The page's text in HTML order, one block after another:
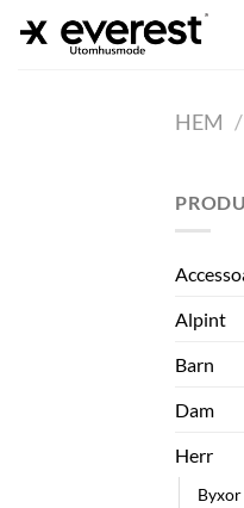
HEM /
Alpint
Barn
Dam
Herr
Byxor